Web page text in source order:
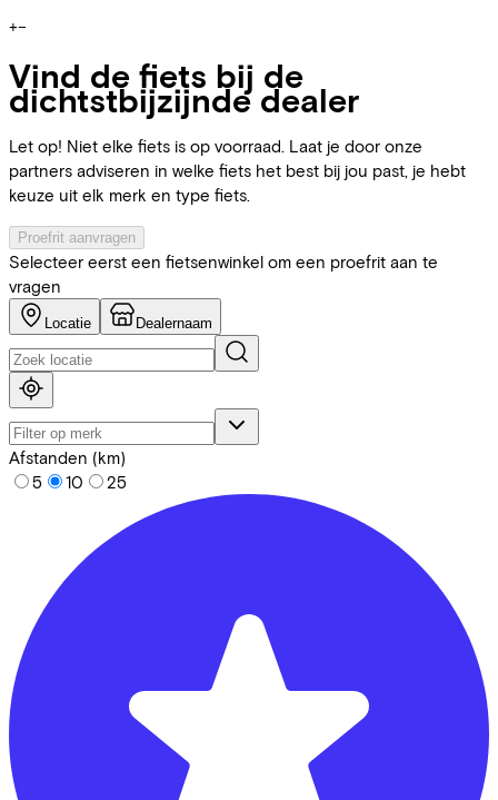
+−
Vind de fiets bij de
dichtstbijzijnde dealer
Let op! Niet elke fiets is op voorraad. Laat je door onze
partners adviseren in welke fiets het best bij jou past, je hebt
keuze uit elk merk en type fiets.
Proefrit aanvragen
Selecteer eerst een fietsenwinkel om een proefrit aan te
vragen
Locatie Dealernaam
Afstanden (km)
5
10 25